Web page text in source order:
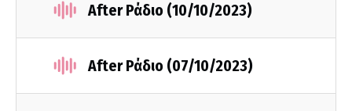
After Ράδιο (10/10/2023)
After Ράδιο (07/10/2023)